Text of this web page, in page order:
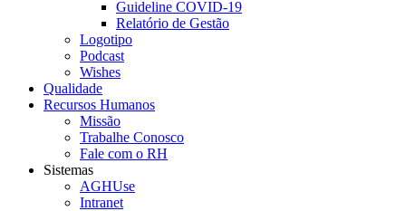
Guideline COVID-19
Relatório de Gestão
Logotipo
Podcast
Wishes
Qualidade
Recursos Humanos
Missão
Trabalhe Conosco
Fale com o RH
Sistemas
AGHUse
Intranet